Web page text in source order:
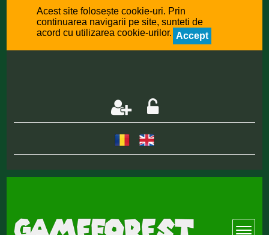
Acest site folosește cookie-uri. Prin
continuarea navigarii pe site, sunteti de
acord cu utilizarea cookie-urilor. Accept